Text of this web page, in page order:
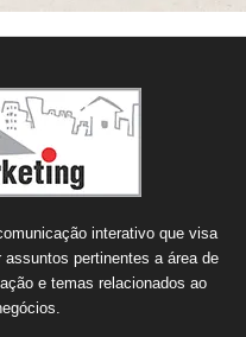
interativo que visa
pertinentes a área de
e temas relacionados ao